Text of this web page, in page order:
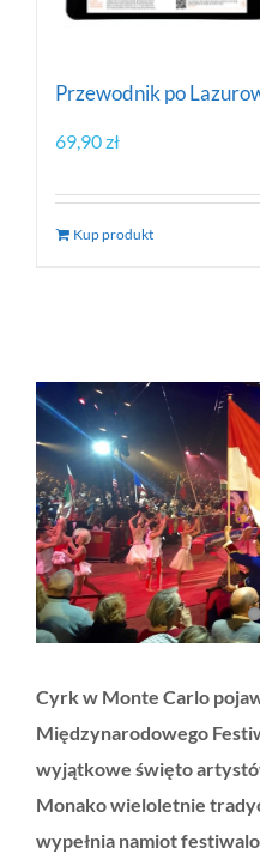
Cyrk w Monte Carlo
Międzynarodowego
wyjątkowe święto
Monako wieloletnie
wypełnia namiot
Przewodnik po
69,90zł
Kup produkt